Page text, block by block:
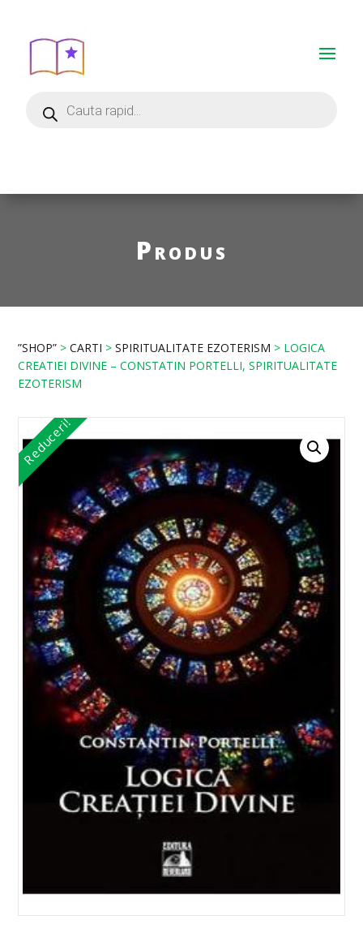
Produs
”SHOP” >CARTI >SPIRITUALITATE EZOTERISM > LOGICA
CREATIEI DIVINE – CONSTATIN PORTELLI, SPIRITUALITATE
EZOTERISM
Reduceri!